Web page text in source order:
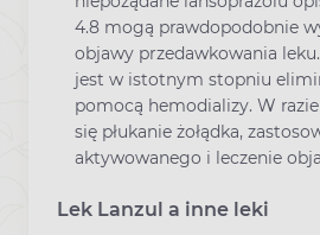
4.8 mogą prawdopodobnie
objawy przedawkowania
jest w istotnym stopniu
pomocą hemodializy. W
się płukanie żołądka,
aktywowanego i leczenie
Lek Lanzul a inne leki